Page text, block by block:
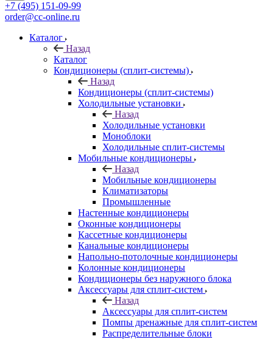
+7 (495) 151-09-99
order@cc-online.ru
Каталог
Назад
Каталог
Кондиционеры (сплит-системы)
Назад
Кондиционеры (сплит-системы)
Холодильные установки
Назад
Холодильные установки
Моноблоки
Холодильные сплит-системы
Мобильные кондиционеры
Назад
Мобильные кондиционеры
Климатизаторы
Промышленные
Настенные кондиционеры
Оконные кондиционеры
Кассетные кондиционеры
Канальные кондиционеры
Напольно-потолочные кондиционеры
Колонные кондиционеры
Кондиционеры без наружного блока
Аксессуары для сплит-систем
Назад
Аксессуары для сплит-систем
Помпы дренажные для сплит-систем
Распределительные блоки